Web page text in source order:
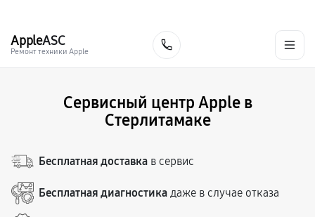
AppleASC
Ремонт техники Apple
Сервисный центр Apple в
Стерлитамаке
Бесплатная доставка в сервис
Бесплатная диагностика даже в случае отказа